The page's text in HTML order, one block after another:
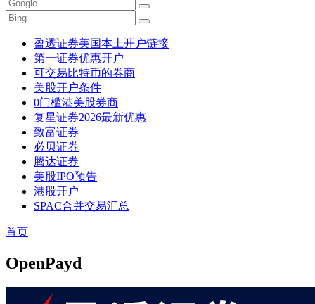
盈透证券美国本土开户链接
第一证券优惠开户
可交易比特币的券商
美股开户条件
0门槛港美股券商
复星证券2026最新优惠
致富证券
必贝证券
腾达证券
美股IPO预告
港股开户
SPAC合并交易汇总
首页
OpenPayd